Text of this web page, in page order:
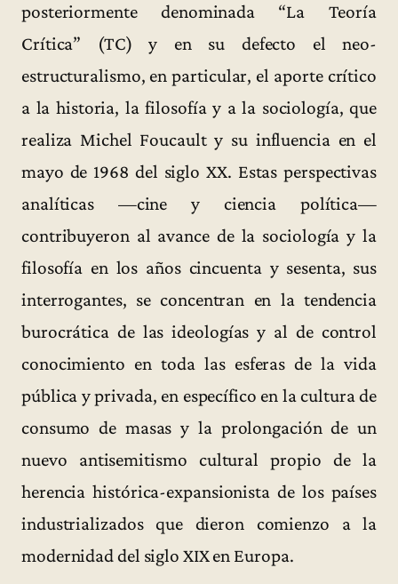
posteriormente denominada “La Teoría
Crítica” (TC) y en su defecto el neo-
estructuralismo, en particular, el aporte crítico
a la historia, la filosofía y a la sociología, que
realiza Michel Foucault y su influencia en el
mayo de 1968 del siglo XX. Estas perspectivas
analíticas —cine y ciencia política—
contribuyeron al avance de la sociología y la
filosofía en los años cincuenta y sesenta, sus
interrogantes, se concentran en la tendencia
burocrática de las ideologías y al de control
conocimiento en toda las esferas de la vida
pública y privada, en específico en la cultura de
consumo de masas y la prolongación de un
nuevo antisemitismo cultural propio de la
herencia histórica-expansionista de los países
industrializados que dieron comienzo a la
modernidad del siglo XIX en Europa.